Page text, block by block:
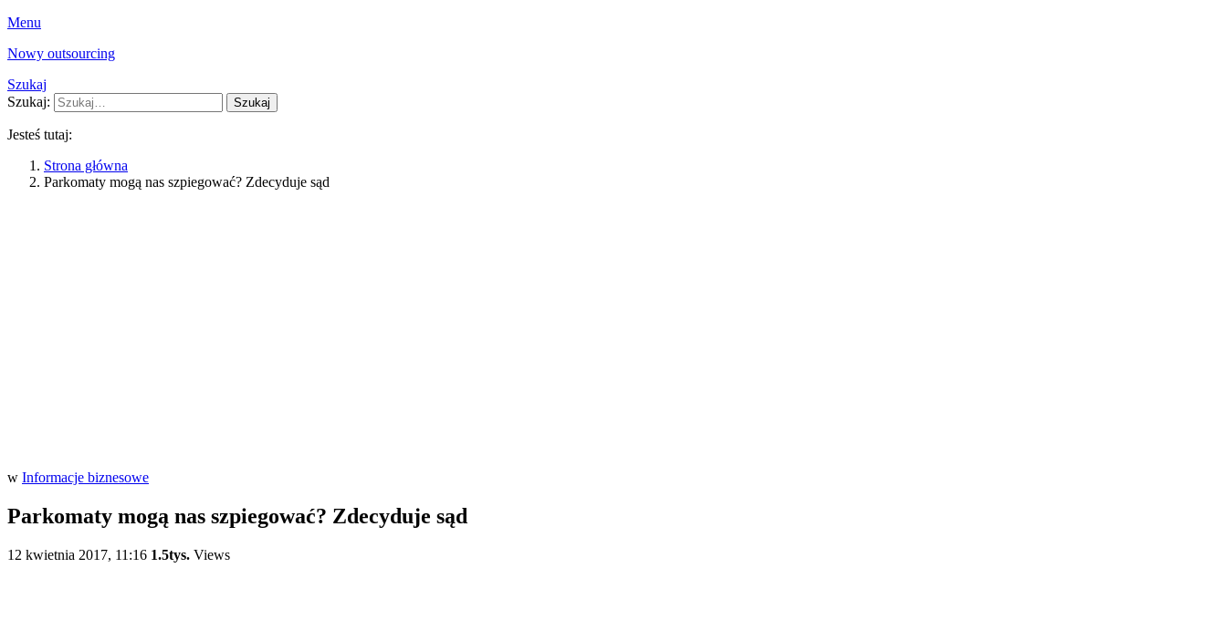
Menu
Nowy outsourcing
Szukaj
Szukaj:
Szukaj
Jesteś tutaj:
Strona główna
Parkomaty mogą nas szpiegować? Zdecyduje sąd
w Informacje biznesowe
Parkomaty mogą nas szpiegować? Zdecyduje sąd
12 kwietnia 2017, 11:16 1.5tys. Views